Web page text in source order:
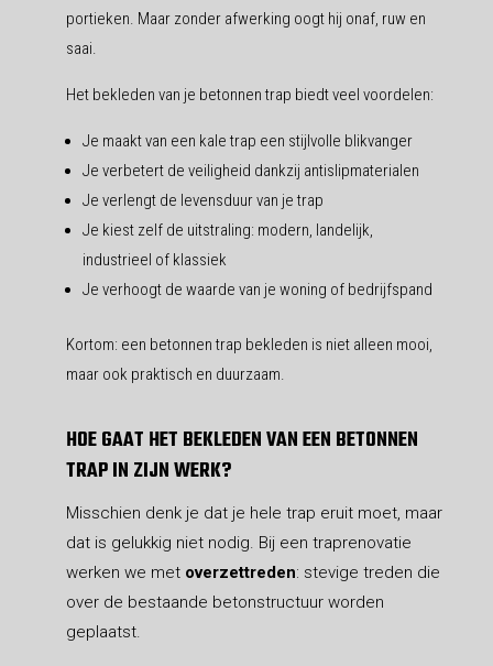
portieken. Maar zonder afwerking oogt hij onaf, ruw en
saai.
Het bekleden van je betonnen trap biedt veel voordelen:
Je maakt van een kale trap een stijlvolle blikvanger
Je verbetert de veiligheid dankzij antislipmaterialen
Je verlengt de levensduur van je trap
Je kiest zelf de uitstraling: modern, landelijk,
industrieel of klassiek
Je verhoogt de waarde van je woning of bedrijfspand
Kortom: een betonnen trap bekleden is niet alleen mooi,
maar ook praktisch en duurzaam.
HOE GAAT HET BEKLEDEN VAN EEN BETONNEN
TRAP IN ZIJN WERK?
Misschien denk je dat je hele trap eruit moet, maar
dat is gelukkig niet nodig. Bij een traprenovatie
werken we met overzettreden: stevige treden die
over de bestaande betonstructuur worden
geplaatst.